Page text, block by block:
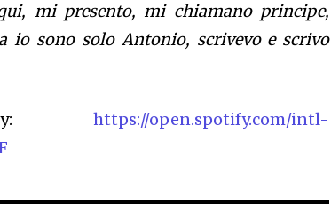
mi presento, mi chiamano principe,
io sono solo Antonio, scrivevo e scrivo
https://open.spotify.com/intl-